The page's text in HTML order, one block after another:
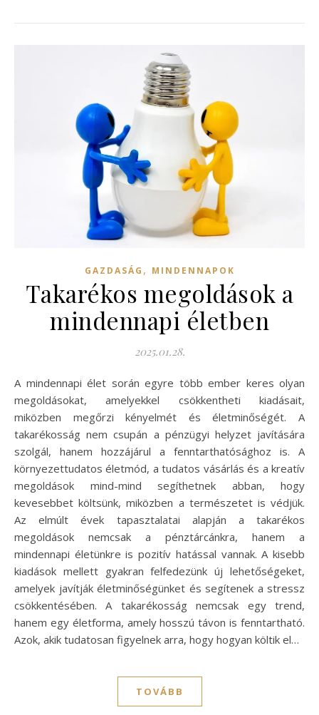
GAZDASÁG , MINDENNAPOK
Takarékos megoldások a
mindennapi életben
2025.01.28.
A mindennapi élet során egyre több ember keres olyan
megoldásokat, amelyekkel csökkentheti kiadásait,
miközben megőrzi kényelmét és életminőségét. A
takarékosság nem csupán a pénzügyi helyzet javítására
szolgál, hanem hozzájárul a fenntarthatósághoz is. A
környezettudatos életmód, a tudatos vásárlás és a kreatív
megoldások mind-mind segíthetnek abban, hogy
kevesebbet költsünk, miközben a természetet is védjük.
Az elmúlt évek tapasztalatai alapján a takarékos
megoldások nemcsak a pénztárcánkra, hanem a
mindennapi életünkre is pozitív hatással vannak. A kisebb
kiadások mellett gyakran felfedezünk új lehetőségeket,
amelyek javítják életminőségünket és segítenek a stressz
csökkentésében. A takarékosság nemcsak egy trend,
hanem egy életforma, amely hosszú távon is fenntartható.
Azok, akik tudatosan figyelnek arra, hogy hogyan költik el…
TOVÁBB